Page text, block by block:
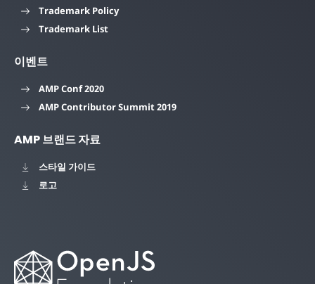
Trademark Policy
Trademark List
이벤트
AMP Conf 2020
AMP Contributor Summit 2019
AMP 브랜드 자료
스타일 가이드
로고